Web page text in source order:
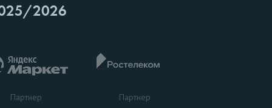
2026
Партнер Партнер